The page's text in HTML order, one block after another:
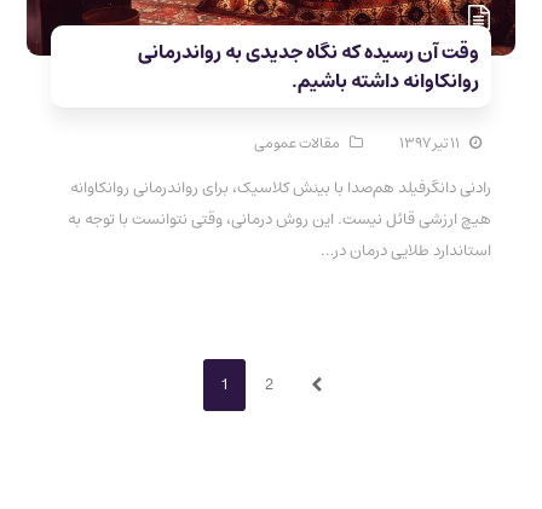
وقت آن رسیده که نگاه جدیدی به رواندرمانی
روانکاوانه داشته باشیم.
۱۱ تیر ۱۳۹۷ مقالات عمومی
رادنی دانگرفیلد هم‌صدا با بینش کلاسیک، برای رواندرمانی روانکاوانه
هیچ ارزشی قائل نیست. این روش درمانی، وقتی نتوانست با توجه به
استاندارد طلایی درمان در…
Page1 Page
2